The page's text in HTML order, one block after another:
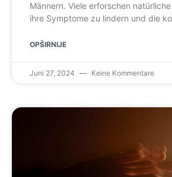
Männern. Viele erforschen
ihre Symptome zu lindern und die
OPŠIRNIJE
Juni 27, 2024 Keine Kommentare